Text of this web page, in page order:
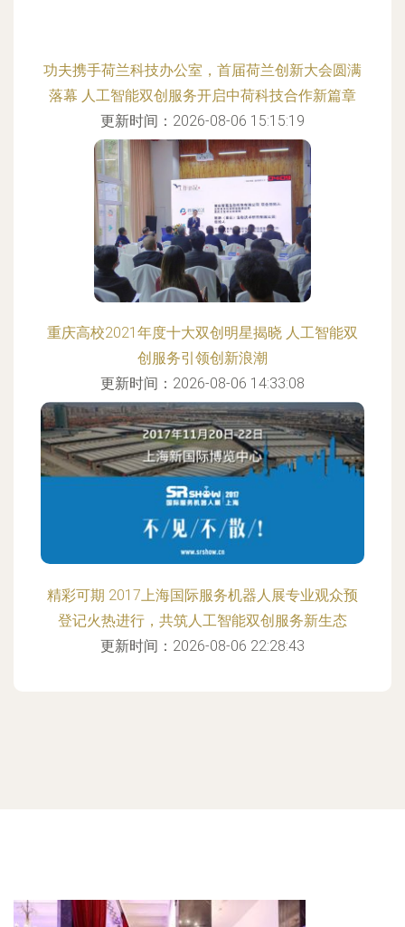
功夫携手荷兰科技办公室，首届荷兰创新大会圆满
落幕 人工智能双创服务开启中荷科技合作新篇章
更新时间：2026-08-06 15:15:19
重庆高校2021年度十大双创明星揭晓 人工智能双
创服务引领创新浪潮
更新时间：2026-08-06 14:33:08
精彩可期 2017上海国际服务机器人展专业观众预
登记火热进行，共筑人工智能双创服务新生态
更新时间：2026-08-06 22:28:43